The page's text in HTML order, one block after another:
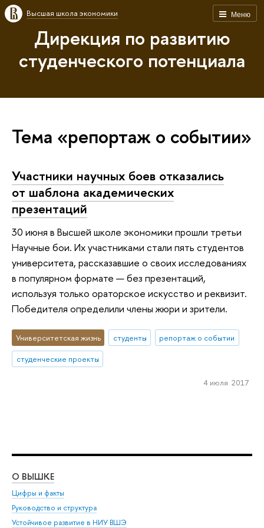
Меню
Высшая школа экономики
Дирекция по развитию
студенческого потенциала
Тема «репортаж о событии»
Участники научных боев отказались
от шаблона академических
презентаций
30 июня в Высшей школе экономики прошли третьи
Научные бои. Их участниками стали пять студентов
университета, рассказавшие о своих исследованиях
в популярном формате — без презентаций,
используя только ораторское искусство и реквизит.
Победителя определили члены жюри и зрители.
Университетская жизнь студенты
репортаж о событии
студенческие проекты
4 июля 2017
О ВЫШКЕ
Цифры и факты
Руководство и структура
Устойчивое развитие в НИУ ВШЭ